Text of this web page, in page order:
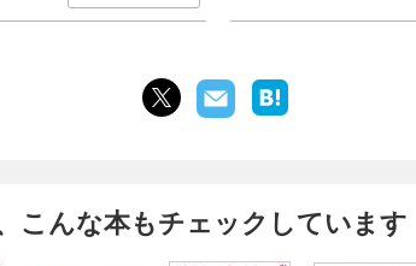
こんな本もチェックしています